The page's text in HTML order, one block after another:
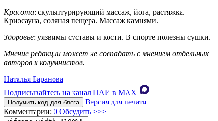
Красота: скульптурирующий массаж, йога, растяжка.
Криосауна, соляная пещера. Массаж камнями.
Здоровье: уязвимы суставы и кости. В спорте полезны сушки.
Мнение редакции может не совпадать с мнением отдельных
авторов и колумнистов.
Наталья Баранова
Подписывайтесь на канал ПАИ в MAХ
Получить код для блога
Версия для печати
Комментарии: 0 Обсудить >>>